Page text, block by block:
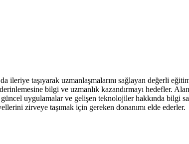
taşıyarak uzmanlaşmalarını sağlayan değerli
bilgi ve uzmanlık kazandırmayı hedefler.
uygulamalar ve gelişen teknolojiler hakkında bilgi
zirveye taşımak için gereken donanımı elde ederler.